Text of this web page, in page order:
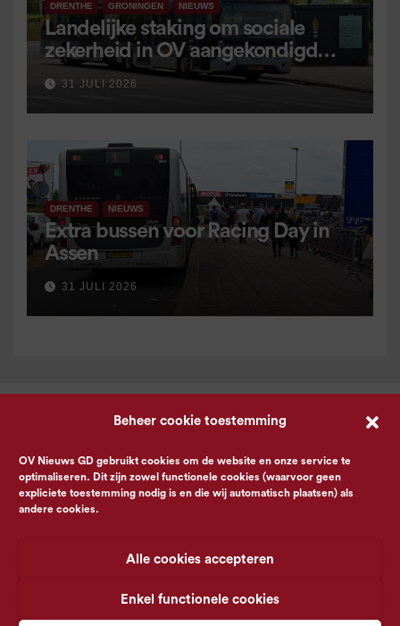
Beheer cookie toestemming
OV Nieuws GD gebruikt cookies om de website en onze service te
optimaliseren. Dit zijn zowel functionele cookies (waarvoor geen
expliciete toestemming nodig is en die wij automatisch plaatsen) als
andere cookies.
Alle cookies accepteren
Enkel functionele cookies
DRENTHE GRONINGEN NIEUWS
Landelijke staking om sociale
zekerheid in OV aangekondigd
voor 9 september
31 JULI 2026
DRENTHE NIEUWS
Extra bussen voor Racing Day in
Assen
31 JULI 2026